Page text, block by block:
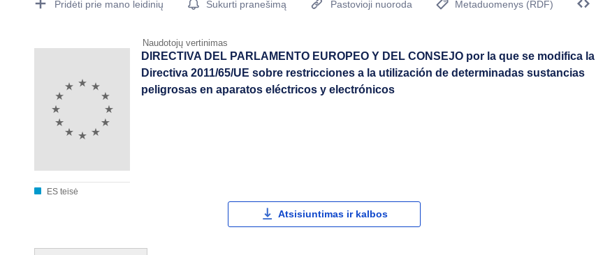
Pridėti prie mano leidinių Sukurti pranešimą Pastovioji nuoroda
Metaduomenys (RDF)
Naudotojų vertinimas
ES teisė
DIRECTIVA DEL PARLAMENTO EUROPEO Y DEL CONSEJO por la que se modifica la
Directiva 2011/65/UE sobre restricciones a la utilización de determinadas sustancias
peligrosas en aparatos eléctricos y electrónicos
Atsisiuntimas ir kalbos